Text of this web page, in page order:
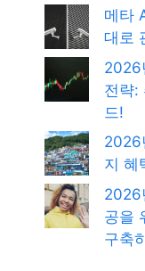
메타
대로
2026
전략:
드!
2026
지 혜
2026
공을
구축